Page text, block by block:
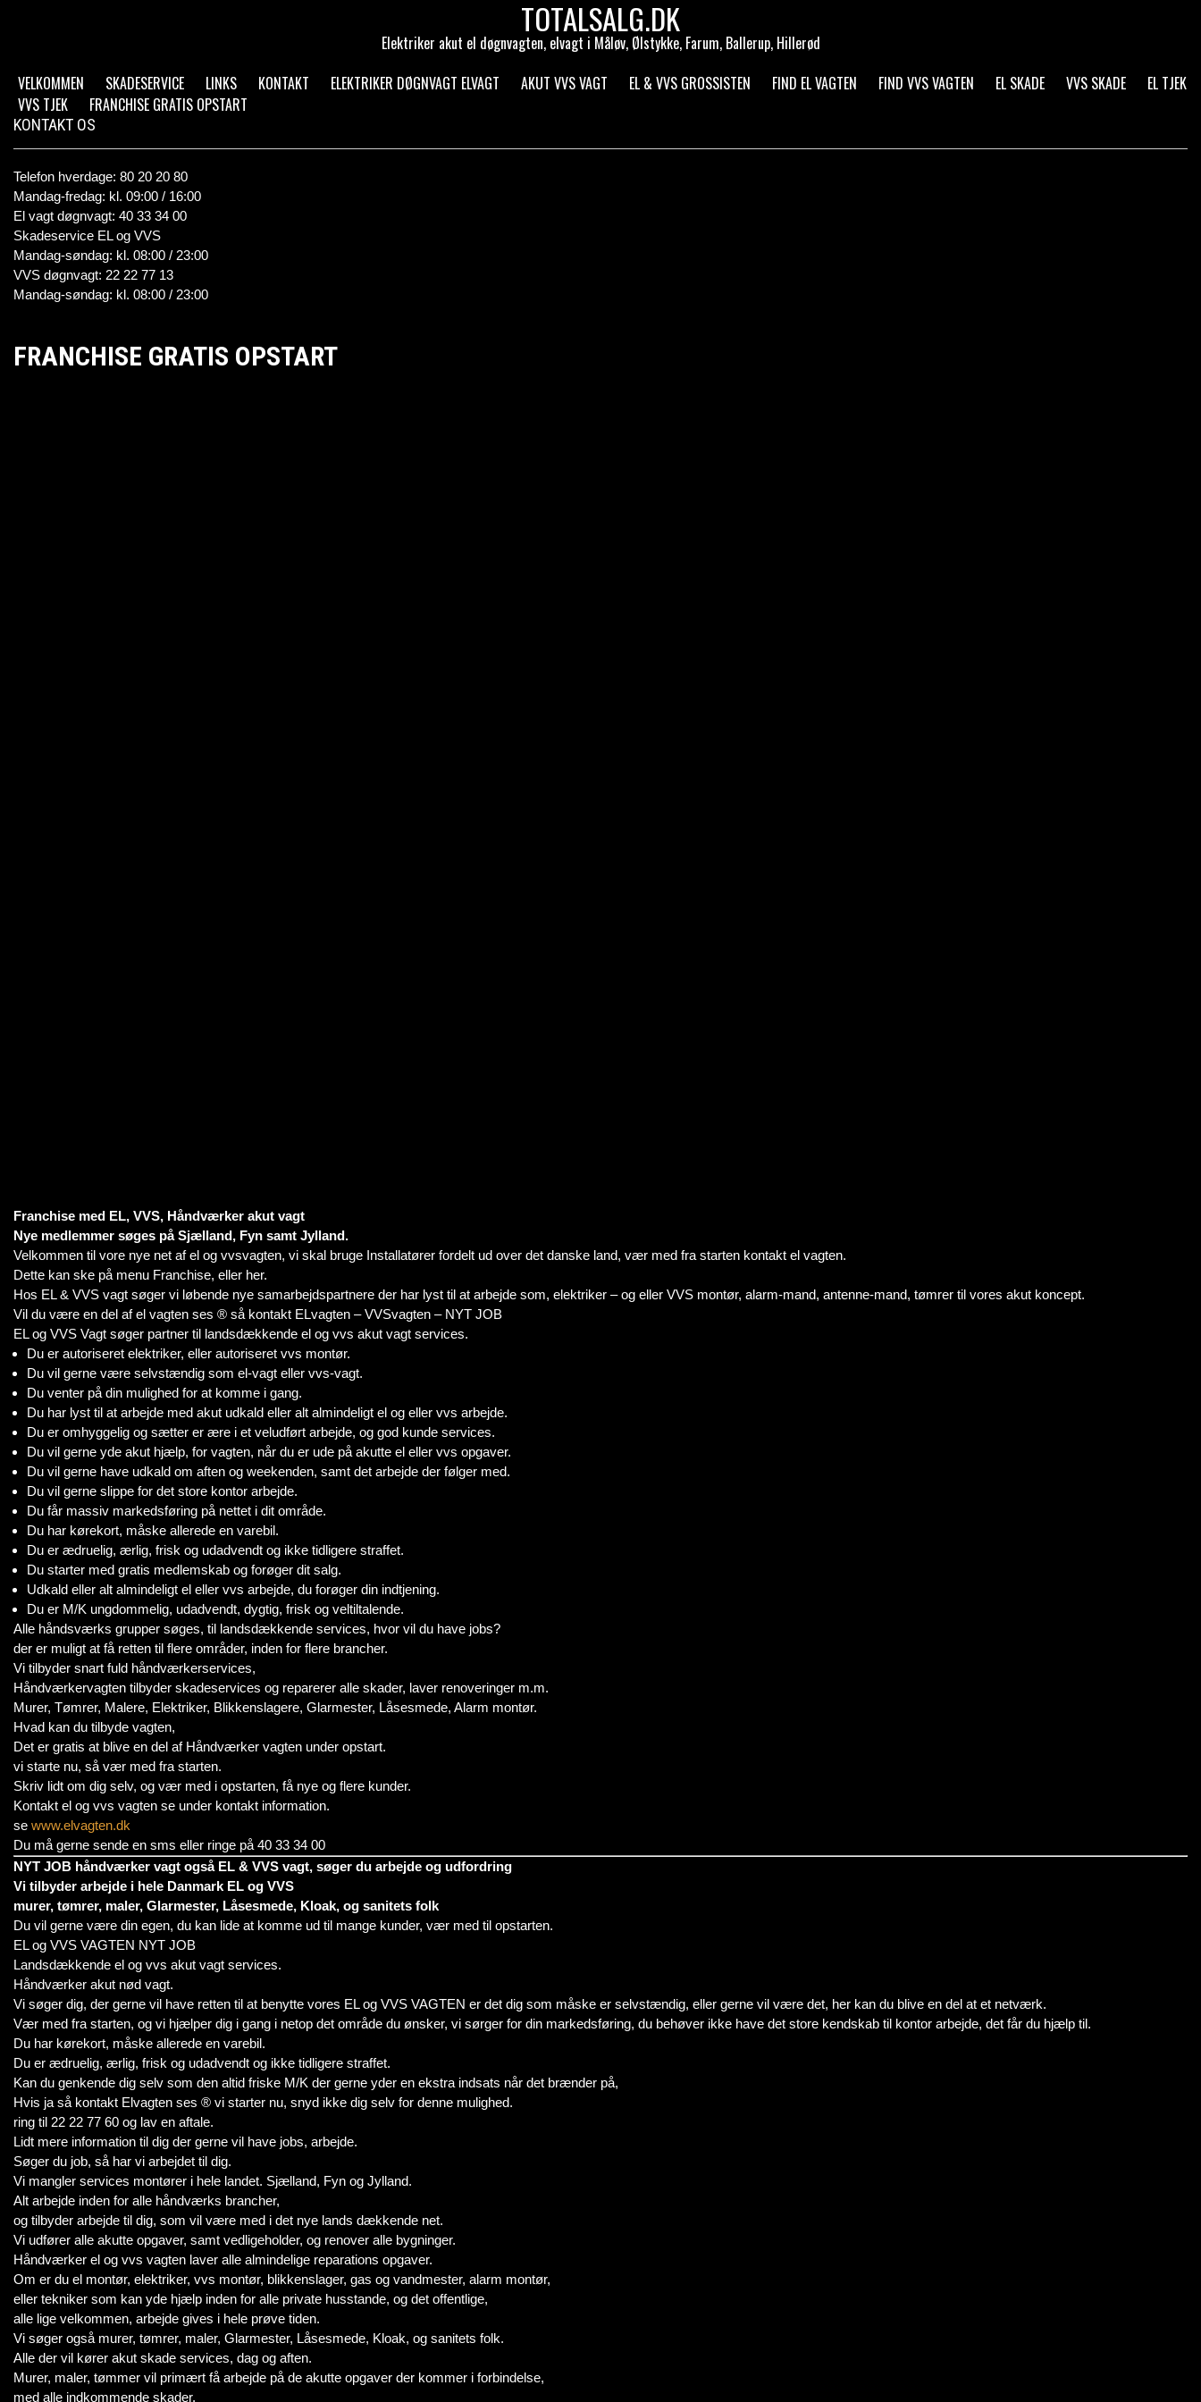
TOTALSALG.DK
Elektriker akut el døgnvagten, elvagt i Måløv, Ølstykke, Farum, Ballerup, Hillerød
VELKOMMEN
SKADESERVICE LINKS KONTAKT ELEKTRIKER DØGNVAGT ELVAGT AKUT VVS VAGT EL & VVS GROSSISTEN FIND EL VAGTEN FIND VVS VAGTEN EL SKADE VVS SKADE
EL TJEK
VVS TJEK
FRANCHISE GRATIS OPSTART
KONTAKT OS
Telefon hverdage: 80 20 20 80
Mandag-fredag: kl. 09:00 / 16:00
El vagt døgnvagt: 40 33 34 00
Skadeservice EL og VVS
Mandag-søndag: kl. 08:00 / 23:00
VVS døgnvagt: 22 22 77 13
Mandag-søndag: kl. 08:00 / 23:00
FRANCHISE GRATIS OPSTART
Franchise med EL, VVS, Håndværker akut vagt
Nye medlemmer søges på Sjælland, Fyn samt Jylland.
Velkommen til vore nye net af el og vvsvagten, vi skal bruge Installatører fordelt ud over det danske land, vær med fra starten kontakt el vagten.
Dette kan ske på menu Franchise, eller her.
Hos EL & VVS vagt søger vi løbende nye samarbejdspartnere der har lyst til at arbejde som, elektriker – og eller VVS montør, alarm-mand, antenne-mand, tømrer til vores akut koncept.
Vil du være en del af el vagten ses ® så kontakt ELvagten – VVSvagten – NYT JOB
EL og VVS Vagt søger partner til landsdækkende el og vvs akut vagt services.
Du er autoriseret elektriker, eller autoriseret vvs montør.
Du vil gerne være selvstændig som el-vagt eller vvs-vagt.
Du venter på din mulighed for at komme i gang.
Du har lyst til at arbejde med akut udkald eller alt almindeligt el og eller vvs arbejde.
Du er omhyggelig og sætter er ære i et veludført arbejde, og god kunde services.
Du vil gerne yde akut hjælp, for vagten, når du er ude på akutte el eller vvs opgaver.
Du vil gerne have udkald om aften og weekenden, samt det arbejde der følger med.
Du vil gerne slippe for det store kontor arbejde.
Du får massiv markedsføring på nettet i dit område.
Du har kørekort, måske allerede en varebil.
Du er ædruelig, ærlig, frisk og udadvendt og ikke tidligere straffet.
Du starter med gratis medlemskab og forøger dit salg.
Udkald eller alt almindeligt el eller vvs arbejde, du forøger din indtjening.
Du er M/K ungdommelig, udadvendt, dygtig, frisk og veltiltalende.
Alle håndsværks grupper søges, til landsdækkende services, hvor vil du have jobs?
der er muligt at få retten til flere områder, inden for flere brancher.
Vi tilbyder snart fuld håndværkerservices,
Håndværkervagten tilbyder skadeservices og reparerer alle skader, laver renoveringer m.m.
Murer, Tømrer, Malere, Elektriker, Blikkenslagere, Glarmester, Låsesmede, Alarm montør.
Hvad kan du tilbyde vagten,
Det er gratis at blive en del af Håndværker vagten under opstart.
vi starte nu, så vær med fra starten.
Skriv lidt om dig selv, og vær med i opstarten, få nye og flere kunder.
Kontakt el og vvs vagten se under kontakt information.
se www.elvagten.dk
Du må gerne sende en sms eller ringe på 40 33 34 00
NYT JOB håndværker vagt også EL & VVS vagt, søger du arbejde og udfordring
Vi tilbyder arbejde i hele Danmark EL og VVS
murer, tømrer, maler, Glarmester, Låsesmede, Kloak, og sanitets folk
Du vil gerne være din egen, du kan lide at komme ud til mange kunder, vær med til opstarten.
EL og VVS VAGTEN NYT JOB
Landsdækkende el og vvs akut vagt services.
Håndværker akut nød vagt.
Vi søger dig, der gerne vil have retten til at benytte vores EL og VVS VAGTEN er det dig som måske er selvstændig, eller gerne vil være det, her kan du blive en del at et netværk.
Vær med fra starten, og vi hjælper dig i gang i netop det område du ønsker, vi sørger for din markedsføring, du behøver ikke have det store kendskab til kontor arbejde, det får du hjælp til.
Du har kørekort, måske allerede en varebil.
Du er ædruelig, ærlig, frisk og udadvendt og ikke tidligere straffet.
Kan du genkende dig selv som den altid friske M/K der gerne yder en ekstra indsats når det brænder på,
Hvis ja så kontakt Elvagten ses ® vi starter nu, snyd ikke dig selv for denne mulighed.
ring til 22 22 77 60 og lav en aftale.
Lidt mere information til dig der gerne vil have jobs, arbejde.
Søger du job, så har vi arbejdet til dig.
Vi mangler services montører i hele landet. Sjælland, Fyn og Jylland.
Alt arbejde inden for alle håndværks brancher,
og tilbyder arbejde til dig, som vil være med i det nye lands dækkende net.
Vi udfører alle akutte opgaver, samt vedligeholder, og renover alle bygninger.
Håndværker el og vvs vagten laver alle almindelige reparations opgaver.
Om er du el montør, elektriker, vvs montør, blikkenslager, gas og vandmester, alarm montør,
eller tekniker som kan yde hjælp inden for alle private husstande, og det offentlige,
alle lige velkommen, arbejde gives i hele prøve tiden.
Vi søger også murer, tømrer, maler, Glarmester, Låsesmede, Kloak, og sanitets folk.
Alle der vil kører akut skade services, dag og aften.
Murer, maler, tømmer vil primært få arbejde på de akutte opgaver der kommer i forbindelse,
med alle indkommende skader.